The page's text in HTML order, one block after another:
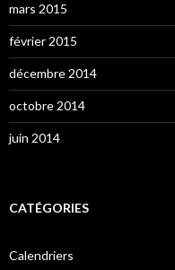
mars 2015
février 2015
décembre 2014
octobre 2014
juin 2014
CATÉGORIES
Calendriers